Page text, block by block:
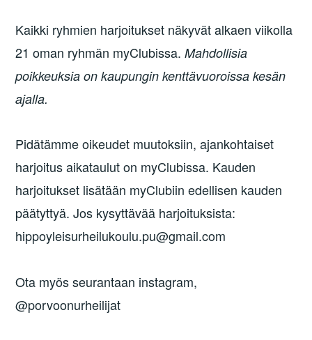
Kaikki ryhmien harjoitukset näkyvät alkaen viikolla
21 oman ryhmän myClubissa.Mahdollisia
poikkeuksia on kaupungin kenttävuoroissa kesän
ajalla.
Pidätämme oikeudet muutoksiin, ajankohtaiset
harjoitus aikataulut on myClubissa. Kauden
harjoitukset lisätään myClubiin edellisen kauden
päätyttyä. Jos kysyttävää harjoituksista:
hippoyleisurheilukoulu.pu@gmail.com
Ota myös seurantaan instagram,
@porvoonurheilijat